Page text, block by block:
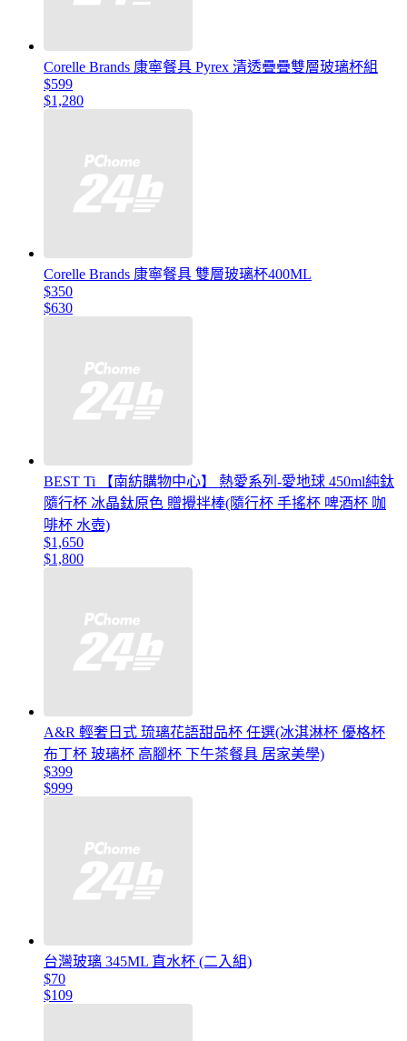
Corelle Brands 康寧餐具 Pyrex 清透疊疊雙層玻璃杯組
$599
$1,280
Corelle Brands 康寧餐具 雙層玻璃杯400ML
$350
$630
BEST Ti 【南紡購物中心】 熱愛系列-愛地球 450ml純鈦
隨行杯 冰晶鈦原色 贈攪拌棒(隨行杯 手搖杯 啤酒杯 咖
啡杯 水壺)
$1,650
$1,800
A&R 輕奢日式 琉璃花語甜品杯 任選(冰淇淋杯 優格杯
布丁杯 玻璃杯 高腳杯 下午茶餐具 居家美學)
$399
$999
台灣玻璃 345ML 直水杯 (二入組)
$70
$109